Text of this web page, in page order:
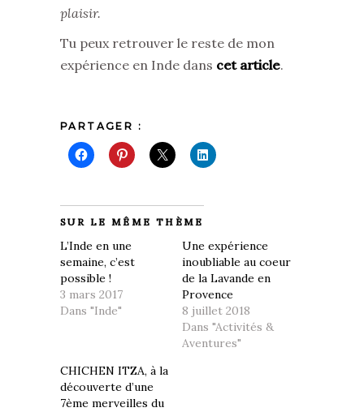
plaisir.
Tu peux retrouver le reste de mon
expérience en Inde dans cet article.
PARTAGER :
SUR LE MÊME THÈME
L’Inde en une
semaine, c’est
possible !
3 mars 2017
Dans "Inde"
Une expérience
inoubliable au coeur
de la Lavande en
Provence
8 juillet 2018
Dans "Activités &
Aventures"
CHICHEN ITZA, à la
découverte d’une
7ème merveilles du